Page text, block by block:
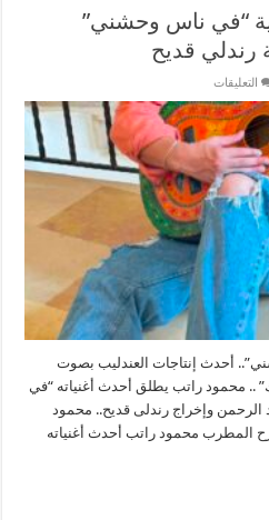
مغلقة
“في ناس وحشني”
رندلي قديح
التعليقات
راتب
يطرح
أغنية
“في
ناس
وحشني”
بتوقيع
المخرجة
اللبنانية
رندلي
قديح
مغلقة
أحدث إنتاجات العندليب بصوت
.. محمود راتب يطلق أحدث أغنياته “في
وإخراج رندلى قديح.. محمود
محمود راتب أحدث أغنياته